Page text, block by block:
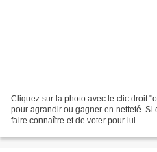
Cliquez sur la photo avec le clic droit
pour agrandir ou gagner en netteté. Si
faire connaître et de voter pour lui.